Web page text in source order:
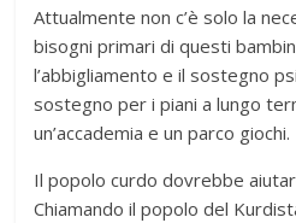
Attualmente non c’è solo la
bisogni primari di questi
l’abbigliamento e il sostegno
sostegno per i piani a lungo
un’accademia e un parco giochi.
Il popolo curdo dovrebbe
Chiamando il popolo del